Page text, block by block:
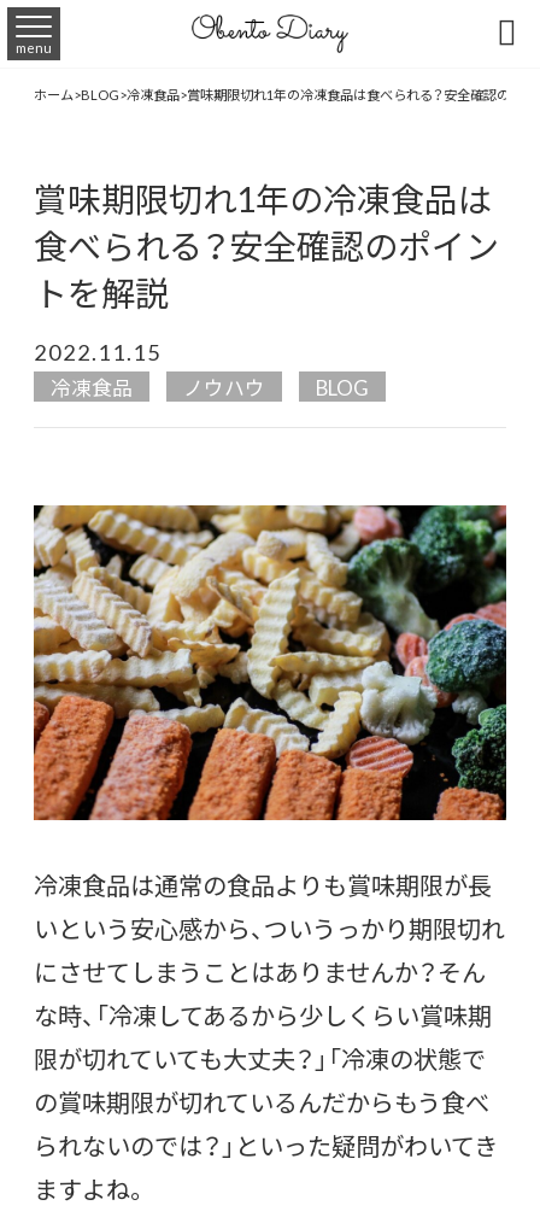
menu 
ホーム>BLOG>冷凍食品>賞味期限切れ1年の冷凍食品は食べられる？安全確認のポ
賞味期限切れ1年の冷凍食品は
食べられる？安全確認のポイン
トを解説
2022.11.15
冷凍食品 ノウハウ BLOG
冷凍食品は通常の食品よりも賞味期限が長
いという安心感から、ついうっかり期限切れ
にさせてしまうことはありませんか？そん
な時、「冷凍してあるから少しくらい賞味期
限が切れていても大丈夫？」「冷凍の状態で
の賞味期限が切れているんだからもう食べ
られないのでは？」といった疑問がわいてき
ますよね。